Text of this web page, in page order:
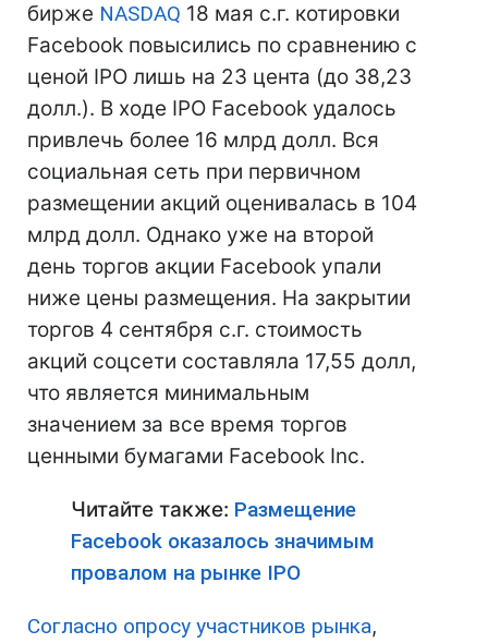
бирже NASDAQ 18 мая с.г. котировки
Facebook повысились по сравнению с
ценой IPO лишь на 23 цента (до 38,23
долл.). В ходе IPO Facebook удалось
привлечь более 16 млрд долл. Вся
социальная сеть при первичном
размещении акций оценивалась в 104
млрд долл. Однако уже на второй
день торгов акции Facebook упали
ниже цены размещения. На закрытии
торгов 4 сентября с.г. стоимость
акций соцсети составляла 17,55 долл,
что является минимальным
значением за все время торгов
ценными бумагами Facebook Inc.
Читайте также: Размещение
Facebook оказалось значимым
провалом на рынке IPO
Согласно опросу участников рынка,